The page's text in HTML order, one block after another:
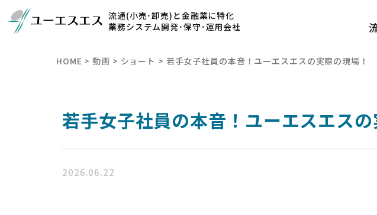
流通(小売･卸売)と金融業に特化
業務システム開発･保守･運用会社
HOME > 動画 > ショート > 若手女子社員の本音！ユーエスエスの実際の現場！
若手女子社員の本音！ユーエスエスの
2026.06.22